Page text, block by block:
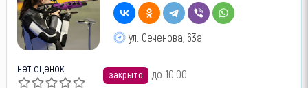
ул. Сеченова, 63а
нет оценок закрыто до 10:00